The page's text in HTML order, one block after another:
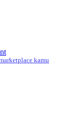
kamu